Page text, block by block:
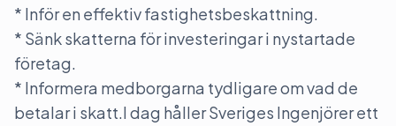
* Inför en effektiv fastighetsbeskattning.
* Sänk skatterna för investeringar i nystartade
företag.
* Informera medborgarna tydligare om vad de
betalar i skatt.I dag håller Sveriges Ingenjörer ett